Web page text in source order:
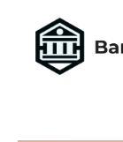
content